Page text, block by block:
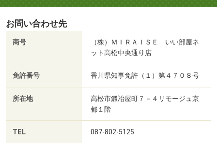
お問い合わせ先
商号
（株）ＭＩＲＡＩＳＥ いい部屋ネ
ット高松中央通り店
免許番号 香川県知事免許（１）第４７０８号
所在地
高松市鍛冶屋町７－４リモージュ京
都１階
TEL 087-802-5125